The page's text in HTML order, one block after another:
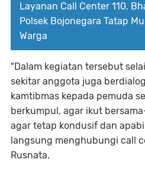
Layanan Call Center 110,
Polsek Bojonegara Tatap
Warga
"Dalam kegiatan tersebut
sekitar anggota juga
kamtibmas kepada pemuda
berkumpul, agar ikut
agar tetap kondusif dan
langsung menghubungi call
Rusnata.